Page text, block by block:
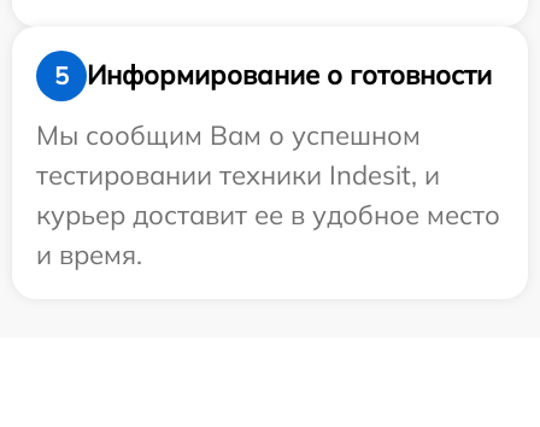
5
Информирование о готовности
Мы сообщим Вам о успешном
тестировании техники Indesit, и
курьер доставит ее в удобное место
и время.